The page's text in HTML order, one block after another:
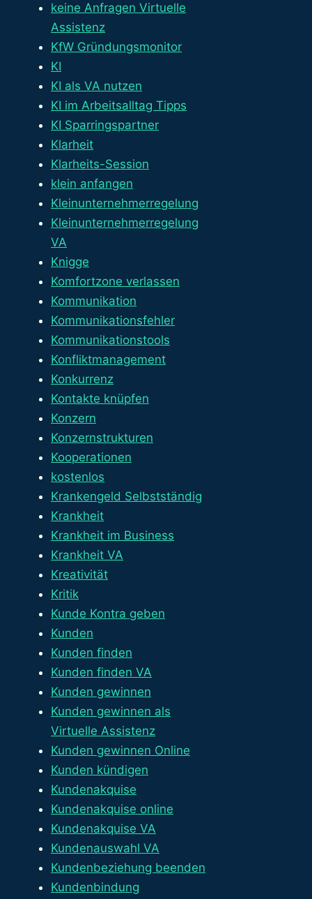
keine Anfragen Virtuelle
Assistenz
KfW Gründungsmonitor
KI
KI als VA nutzen
KI im Arbeitsalltag Tipps
KI Sparringspartner
Klarheit
Klarheits-Session
klein anfangen
Kleinunternehmerregelung
Kleinunternehmerregelung
VA
Knigge
Komfortzone verlassen
Kommunikation
Kommunikationsfehler
Kommunikationstools
Konfliktmanagement
Konkurrenz
Kontakte knüpfen
Konzern
Konzernstrukturen
Kooperationen
kostenlos
Krankengeld Selbstständig
Krankheit
Krankheit im Business
Krankheit VA
Kreativität
Kritik
Kunde Kontra geben
Kunden
Kunden finden
Kunden finden VA
Kunden gewinnen
Kunden gewinnen als
Virtuelle Assistenz
Kunden gewinnen Online
Kunden kündigen
Kundenakquise
Kundenakquise online
Kundenakquise VA
Kundenauswahl VA
Kundenbeziehung beenden
Kundenbindung